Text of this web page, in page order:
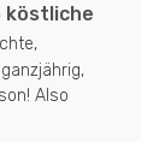
köstliche
Also